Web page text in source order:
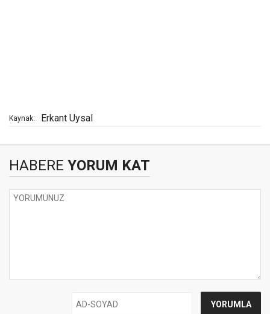
Kaynak: Erkant Uysal
HABERE YORUM KAT